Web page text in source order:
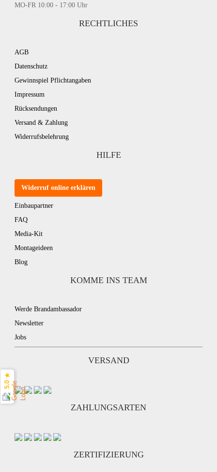
MO-FR 10:00 - 17:00 Uhr
RECHTLICHES
AGB
Datenschutz
Gewinnspiel Pflichtangaben
Impressum
Rücksendungen
Versand & Zahlung
Widerrufsbelehrung
HILFE
Widerruf online erklären
Einbaupartner
FAQ
Media-Kit
Montageideen
Blog
KOMME INS TEAM
Werde Brandambassador
Newsletter
Jobs
VERSAND
ZAHLUNGSARTEN
ZERTIFIZIERUNG
5.0 ★